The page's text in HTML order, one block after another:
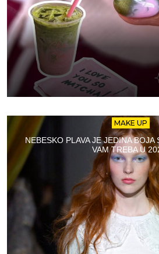
MAKE UP
NEBESKO PLAVA JE JEDINA
VAM TREBA U